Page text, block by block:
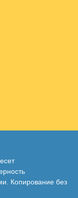
Копирование без